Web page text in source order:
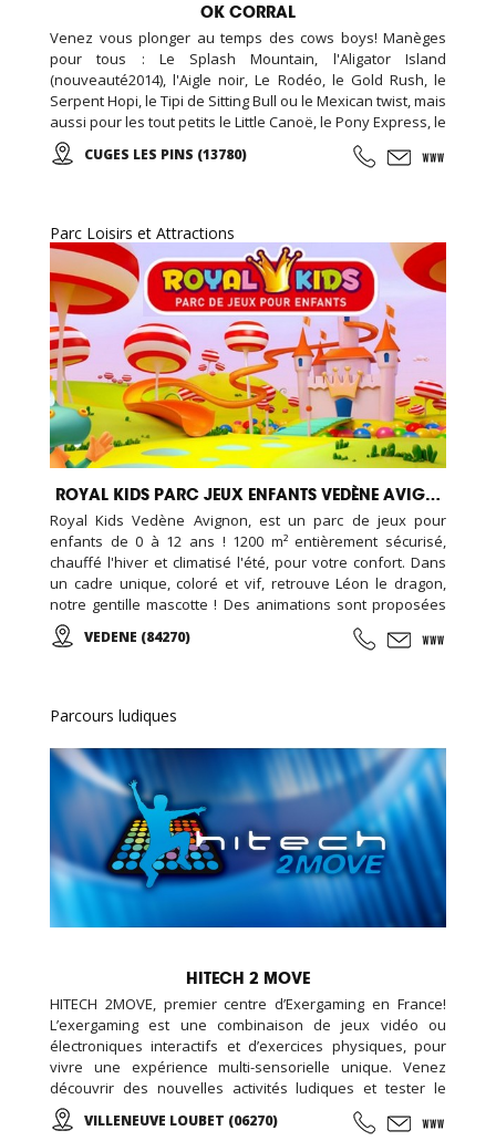
OK CORRAL
Venez vous plonger au temps des cows boys! Manèges
pour tous : Le Splash Mountain, l'Aligator Island
(nouveauté2014), l'Aigle noir, Le Rodéo, le Gold Rush, le
Serpent Hopi, le Tipi de Sitting Bull ou le Mexican twist, mais
aussi pour les tout petits le Little Canoë, le Pony Express, le
Country Kid's ... Saloon et Spectacles de qualité. Le monde
des tipis vous accueille en VIP : Dormez dans de
CUGES LES PINS (13780)
Parc Loisirs et Attractions
ROYAL KIDS PARC JEUX ENFANTS VEDÈNE AVIGNON
Royal Kids Vedène Avignon, est un parc de jeux pour
enfants de 0 à 12 ans ! 1200 m² entièrement sécurisé,
chauffé l'hiver et climatisé l'été, pour votre confort. Dans
un cadre unique, coloré et vif, retrouve Léon le dragon,
notre gentille mascotte ! Des animations sont proposées
régulièrement, concours, maquillage,... Réservez un ROYAL
ANNIVERSAIRE...
VEDENE (84270)
Parcours ludiques
HITECH 2 MOVE
HITECH 2MOVE, premier centre d’Exergaming en France!
L’exergaming est une combinaison de jeux vidéo ou
électroniques interactifs et d’exercices physiques, pour
vivre une expérience multi-sensorielle unique. Venez
découvrir des nouvelles activités ludiques et tester le
parcours interactif pour se dépenser sans y penser ! Sol et
mur lumineux, courses de vélos virtuelles, roue
VILLENEUVE LOUBET (06270)